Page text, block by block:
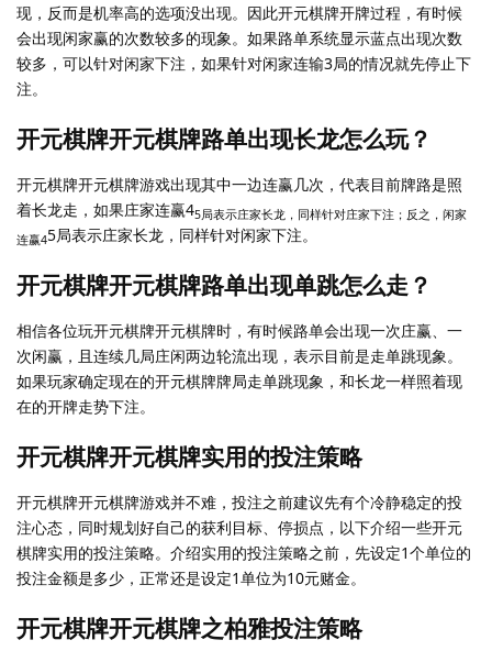
现，反而是机率高的选项没出现。因此开元棋牌开牌过程，有时候
会出现闲家赢的次数较多的现象。如果路单系统显示蓝点出现次数
较多，可以针对闲家下注，如果针对闲家连输3局的情况就先停止下
注。
开元棋牌开元棋牌路单出现长龙怎么玩？
开元棋牌开元棋牌游戏出现其中一边连赢几次，代表目前牌路是照
着长龙走，如果庄家连赢45局表示庄家长龙，同样针对庄家下注；反之，闲家
连赢45局表示庄家长龙，同样针对闲家下注。
开元棋牌开元棋牌路单出现单跳怎么走？
相信各位玩开元棋牌开元棋牌时，有时候路单会出现一次庄赢、一
次闲赢，且连续几局庄闲两边轮流出现，表示目前是走单跳现象。
如果玩家确定现在的开元棋牌牌局走单跳现象，和长龙一样照着现
在的开牌走势下注。
开元棋牌开元棋牌实用的投注策略
开元棋牌开元棋牌游戏并不难，投注之前建议先有个冷静稳定的投
注心态，同时规划好自己的获利目标、停损点，以下介绍一些开元
棋牌实用的投注策略。介绍实用的投注策略之前，先设定1个单位的
投注金额是多少，正常还是设定1单位为10元赌金。
开元棋牌开元棋牌之柏雅投注策略